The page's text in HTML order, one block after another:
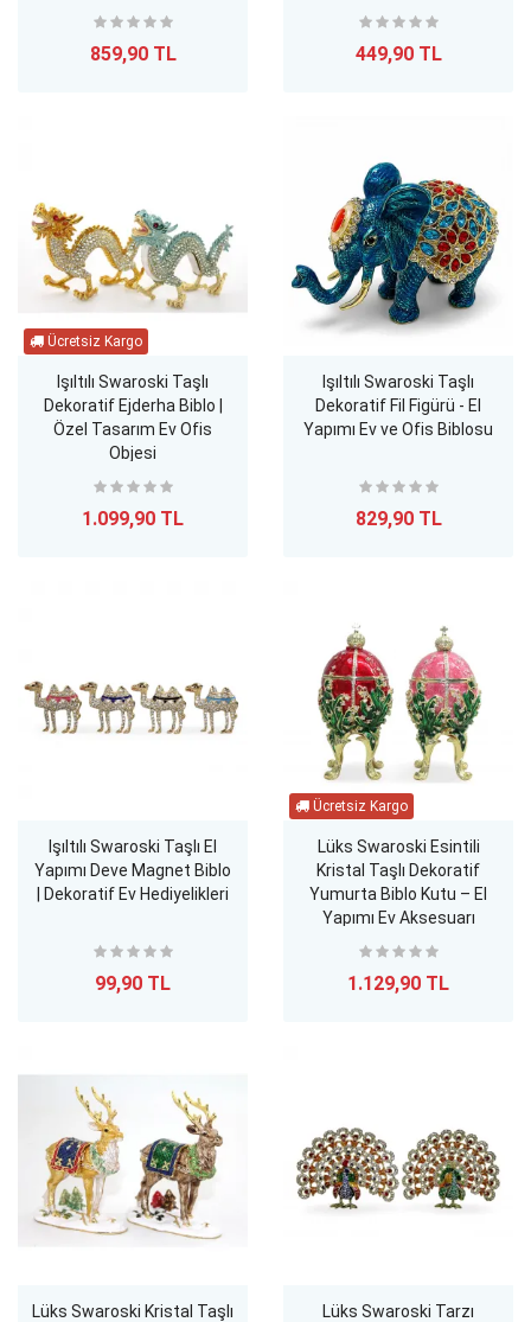
859,90 TL 449,90 TL
Işıltılı Swaroski Taşlı
Dekoratif Ejderha Biblo |
Özel Tasarım Ev Ofis
Objesi
1.099,90 TL
Işıltılı Swaroski Taşlı
Dekoratif Fil Figürü - El
Yapımı Ev ve Ofis Biblosu
829,90 TL
Işıltılı Swaroski Taşlı El
Yapımı Deve Magnet Biblo
| Dekoratif Ev Hediyelikleri
99,90 TL
Lüks Swaroski Esintili
Kristal Taşlı Dekoratif
Yumurta Biblo Kutu – El
Yapımı Ev Aksesuarı
1.129,90 TL
Lüks Swaroski Kristal Taşlı
Lüks Swaroski Tarzı